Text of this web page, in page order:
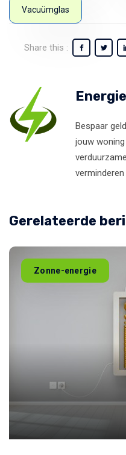
Vacuümglas
Share this :
Bespaar
jouw
Gerelateerde
Zonne-energie